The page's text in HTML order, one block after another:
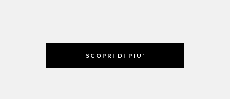
SCOPRI DI PIU'